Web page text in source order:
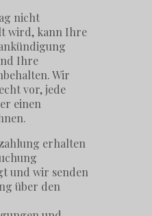
nicht
wird, kann Ihre
Ihre
Wir
vor, jede
einen
erhalten
und wir senden
über den